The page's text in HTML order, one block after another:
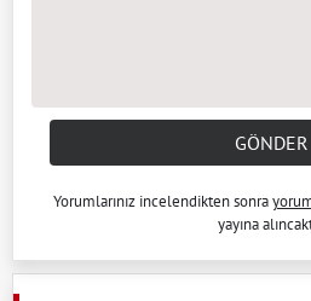
GÖNDER
Yorumlarınız incelendikten sonra
yayına